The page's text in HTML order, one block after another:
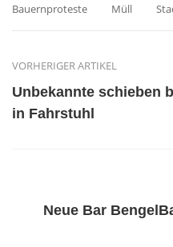
Bauernproteste Müll
VORHERIGER ARTIKEL
Unbekannte schieben
in Fahrstuhl
Neue Bar